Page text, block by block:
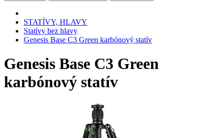
STATÍVY, HLAVY
Statívy bez hlavy
Genesis Base C3 Green karbónový statív
Genesis Base C3 Green
karbónový statív